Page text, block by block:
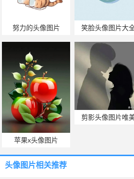
努力的头像图片 笑脸头像图片大
苹果x头像图片
剪影头像图片唯
头像图片相关推荐